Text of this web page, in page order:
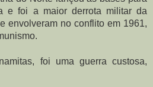
e foi a maior derrota militar da
envolveram no conflito em 1961,
foi uma guerra custosa,